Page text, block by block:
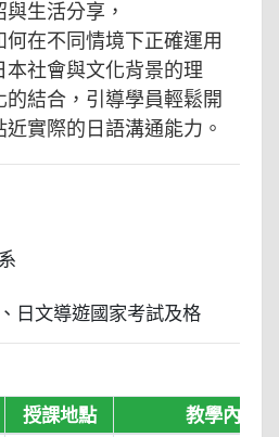
生活分享，
在不同情境下正確運用
社會與文化背景的理
結合，引導學員輕鬆開
實際的日語溝通能力。
日文導遊國家考試及格
授課地點 教學內容